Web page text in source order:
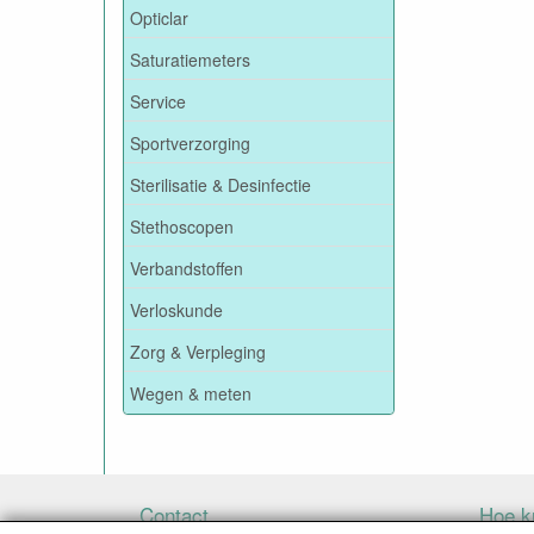
Opticlar
Saturatiemeters
Service
Sportverzorging
Sterilisatie & Desinfectie
Stethoscopen
Verbandstoffen
Verloskunde
Zorg & Verpleging
Wegen & meten
Contact Hoe